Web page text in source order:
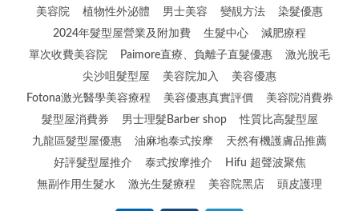
美容院 植物性外泌體 男士美容 變靚方法
染髮優惠
2024年髮型屋營業及附加費
生髮中心
減肥療程
單次收費美容院
Paimore直療、負離子直髮優惠
激光脫毛
尖沙咀髮型屋
美容院加入
美容優惠
Fotona激光醫學美容療程
美容優惠真實評價
美容院消費券
髮型屋消費券
男士理髮Barber shop
性質比高髮型屋
九龍區髮型屋優惠
油麻地泰式按摩
天然有機護膚品推薦
好評髮型屋推介
泰式按摩推介
Hifu 超聲波聚焦
無副作用生髮水
激光生髮療程 美容院黑店 頭皮護理